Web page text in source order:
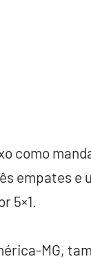
como
empates e
5×1.
MG,